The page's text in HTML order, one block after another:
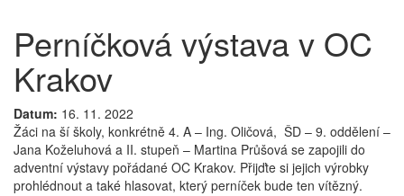
Perníčková výstava v OC
Krakov
Datum: 16. 11. 2022
Žáci na ší školy, konkrétně 4. A – Ing. Oličová, ŠD – 9. oddělení –
Jana Koželuhová a II. stupeň – Martina Průšová se zapojili do
adventní výstavy pořádané OC Krakov. Přijďte si jejich výrobky
prohlédnout a také hlasovat, který perníček bude ten vítězný.